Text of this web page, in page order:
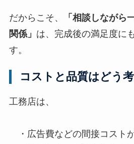
だからこそ、
「相談しながら
関係」 は、完成後の満足度に
す。
コストと品質はどう
工務店は、
・広告費などの間接コスト